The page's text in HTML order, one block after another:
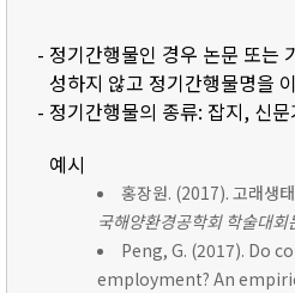
- 정기간행물인 경우 논문 또는
성하지 않고 정기간행물명을
- 정기간행물의 종류: 잡지, 신
예시
홍장원. (2017). 고래생
국해양환경공학회 학술대
Peng, G. (2017). Do
employment? An